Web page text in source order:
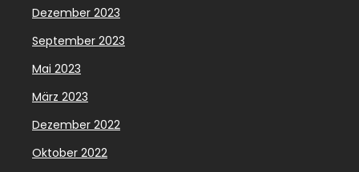
Dezember 2023
September 2023
Mai 2023
März 2023
Dezember 2022
Oktober 2022